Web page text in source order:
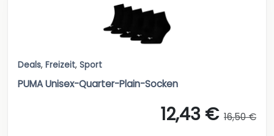
Deals, Freizeit, Sport
PUMA Unisex-Quarter-Plain-Socken
12,43 € 16,50 €